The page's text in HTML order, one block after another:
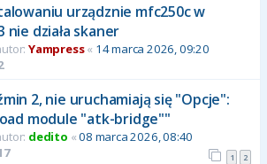
urządznie mfc250c w
nie działa skaner
Yampress« 14 marca 2026, 09:20
2, nie uruchamiają się "Opcje":
module "atk-bridge""
dedito «08 marca 2026, 08:40
1 2